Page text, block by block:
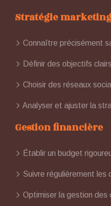
Stratégie
Connaître précisément
Définir des objectifs
Choisir des réseaux
Analyser et ajuster la
Gestion financière
Établir un budget
Suivre régulièrement les
Optimiser la gestion des